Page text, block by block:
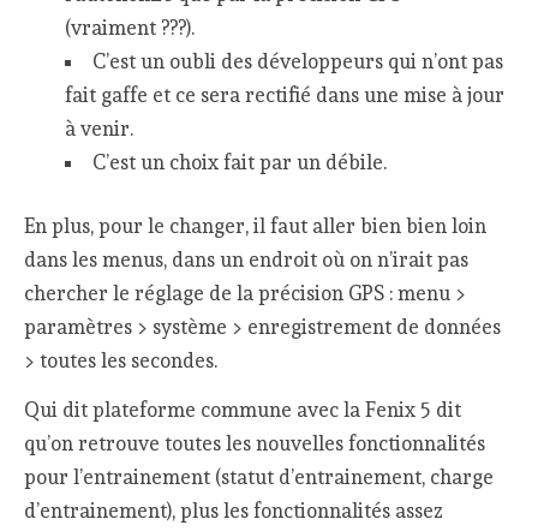
(vraiment ???).
C’est un oubli des développeurs qui n’ont pas
fait gaffe et ce sera rectifié dans une mise à jour
à venir.
C’est un choix fait par un débile.
En plus, pour le changer, il faut aller bien bien loin
dans les menus, dans un endroit où on n’irait pas
chercher le réglage de la précision GPS : menu >
paramètres > système > enregistrement de données
> toutes les secondes.
Qui dit plateforme commune avec la Fenix 5 dit
qu’on retrouve toutes les nouvelles fonctionnalités
pour l’entrainement (statut d’entrainement, charge
d’entrainement), plus les fonctionnalités assez